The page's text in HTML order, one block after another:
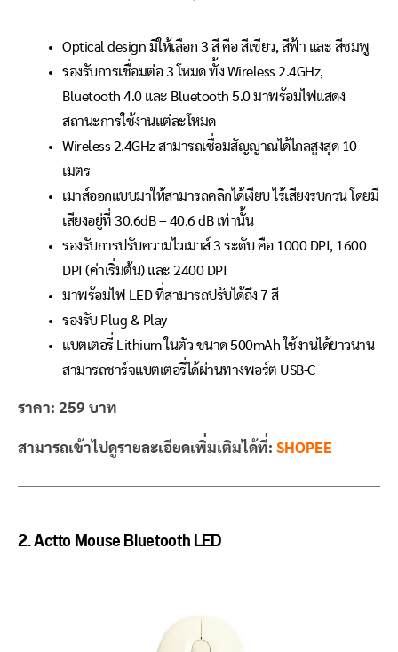
Optical design มีให้เลือก 3 สี คือ สีเขียว, สีฟ้า และ สีชมพู
รองรับการเชื่อมต่อ 3 โหมด ทั้ง Wireless 2.4GHz,
Bluetooth 4.0 และ Bluetooth 5.0 มาพร้อมไฟแสดง
สถานะการใช้งานแต่ละโหมด
Wireless 2.4GHz สามารถเชื่อมสัญญาณได้ไกลสูงสุด 10
เมตร
เมาส์ออกแบบมาให้สามารถคลิกได้เงียบ ไร้เสียงรบกวน โดยมี
เสียงอยู่ที่ 30.6dB – 40.6 dB เท่านั้น
รองรับการปรับความไวเมาส์ 3 ระดับ คือ 1000 DPI, 1600
DPI (ค่าเริ่มต้น) และ 2400 DPI
มาพร้อมไฟ LED ที่สามารถปรับได้ถึง 7 สี
รองรับ Plug & Play
แบตเตอรี่ Lithium ในตัว ขนาด 500mAh ใช้งานได้ยาวนาน
สามารถชาร์จแบตเตอรี่ได้ผ่านทางพอร์ต USB-C
ราคา: 259 บาท
สามารถเข้าไปดูรายละเอียดเพิ่มเติมได้ที่: SHOPEE
2. Actto Mouse Bluetooth LED